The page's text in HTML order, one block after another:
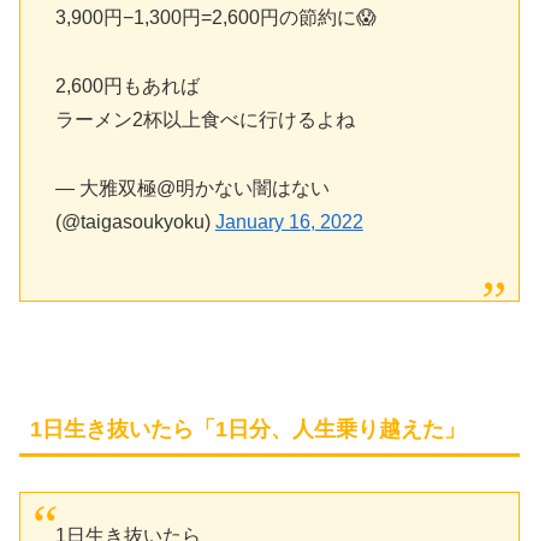
3,900円−1,300円=2,600円の節約に😱
2,600円もあれば
ラーメン2杯以上食べに行けるよね
— 大雅双極@明かない闇はない
(@taigasoukyoku) January 16, 2022
1日生き抜いたら「1日分、人生乗り越えた」
1日生き抜いたら